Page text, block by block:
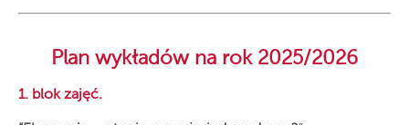
Plan wykładów na rok 2025/2026
1. blok zajęć.